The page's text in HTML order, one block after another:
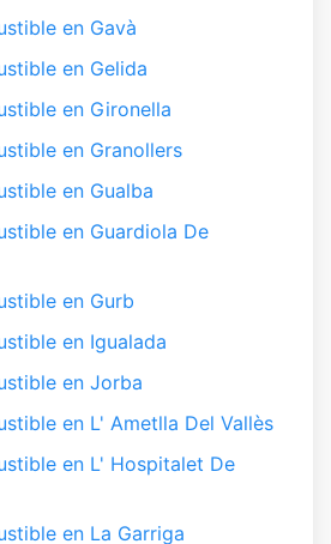
en Gavà
en Gelida
en Gironella
en Granollers
en Gualba
en Guardiola De
en Gurb
en Igualada
en Jorba
en L' Ametlla Del Vallès
en L' Hospitalet De
en La Garriga